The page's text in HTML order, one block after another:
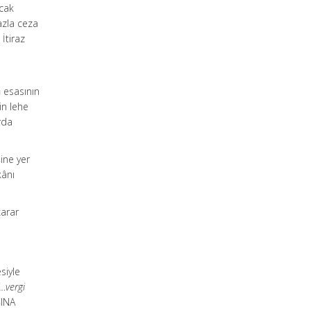
ceza
İtiraz
lehe
yer
vergi